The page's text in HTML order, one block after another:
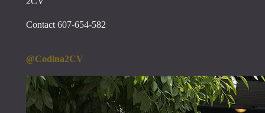
Contact 607-654-582
@Codina2CV